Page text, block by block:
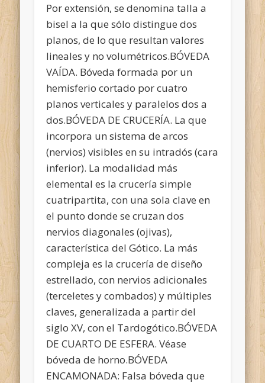
Por extensión, se denomina talla a
bisel a la que sólo distingue dos
planos, de lo que resultan valores
lineales y no volumétricos.BÓVEDA
VAÍDA. Bóveda formada por un
hemisferio cortado por cuatro
planos verticales y paralelos dos a
dos.BÓVEDA DE CRUCERÍA. La que
incorpora un sistema de arcos
(nervios) visibles en su intradós (cara
inferior). La modalidad más
elemental es la crucería simple
cuatripartita, con una sola clave en
el punto donde se cruzan dos
nervios diagonales (ojivas),
característica del Gótico. La más
compleja es la crucería de diseño
estrellado, con nervios adicionales
(terceletes y combados) y múltiples
claves, generalizada a partir del
siglo XV, con el Tardogótico.BÓVEDA
DE CUARTO DE ESFERA. Véase
bóveda de horno.BÓVEDA
ENCAMONADA: Falsa bóveda que